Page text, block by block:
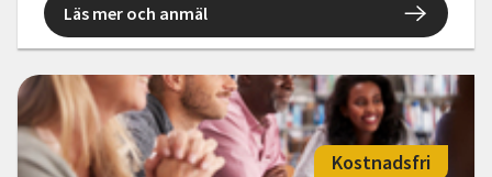
Läs mer och anmäl
Kostnadsfri